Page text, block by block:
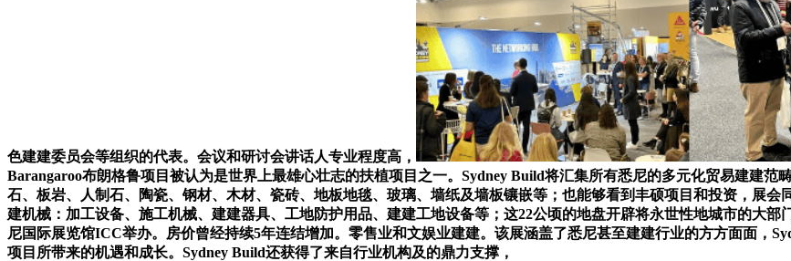
色建建委员会等组织的代表。会议和研讨会讲话人专业程度高，
Barangaroo布朗格鲁项目被认为是世界上最雄心壮志的扶植项目之一。Sydney Build将汇集所有悉尼的多元化贸易建建
石、板岩、人制石、陶瓷、钢材、木材、瓷砖、地板地毯、玻璃、墙纸及墙板镶嵌等；也能够看到丰硕项目和投资，展
建机械：加工设备、施工机械、建建器具、工地防护用品、建建工地设备等；这22公顷的地盘开辟将永世性地城市的大
尼国际展览馆ICC举办。房价曾经持续5年连结增加。零售业和文娱业建建。该展涵盖了悉尼甚至建建行业的方方面面，
项目所带来的机遇和成长。Sydney Build还获得了来自行业机构及的鼎力支撑，